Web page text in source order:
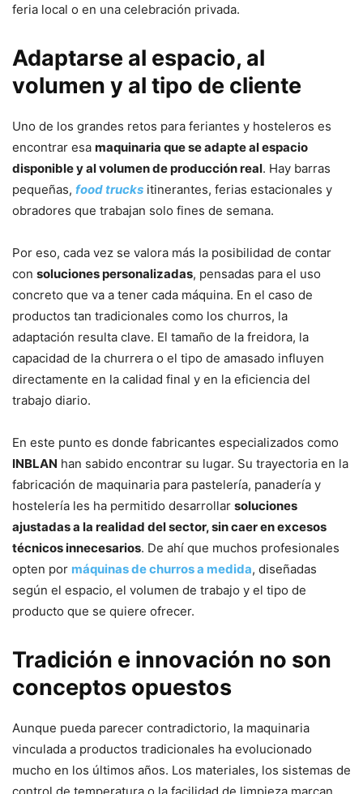
feria local o en una celebración privada.
Adaptarse al espacio, al
volumen y al tipo de cliente
Uno de los grandes retos para feriantes y hosteleros es
encontrar esa maquinaria que se adapte al espacio
disponible y al volumen de producción real. Hay barras
pequeñas, food trucks itinerantes, ferias estacionales y
obradores que trabajan solo fines de semana.
Por eso, cada vez se valora más la posibilidad de contar
con soluciones personalizadas, pensadas para el uso
concreto que va a tener cada máquina. En el caso de
productos tan tradicionales como los churros, la
adaptación resulta clave. El tamaño de la freidora, la
capacidad de la churrera o el tipo de amasado influyen
directamente en la calidad final y en la eficiencia del
trabajo diario.
En este punto es donde fabricantes especializados como
INBLAN han sabido encontrar su lugar. Su trayectoria en la
fabricación de maquinaria para pastelería, panadería y
hostelería les ha permitido desarrollar soluciones
ajustadas a la realidad del sector, sin caer en excesos
técnicos innecesarios. De ahí que muchos profesionales
opten por máquinas de churros a medida, diseñadas
según el espacio, el volumen de trabajo y el tipo de
producto que se quiere ofrecer.
Tradición e innovación no son
conceptos opuestos
Aunque pueda parecer contradictorio, la maquinaria
vinculada a productos tradicionales ha evolucionado
mucho en los últimos años. Los materiales, los sistemas de
control de temperatura o la facilidad de limpieza marcan